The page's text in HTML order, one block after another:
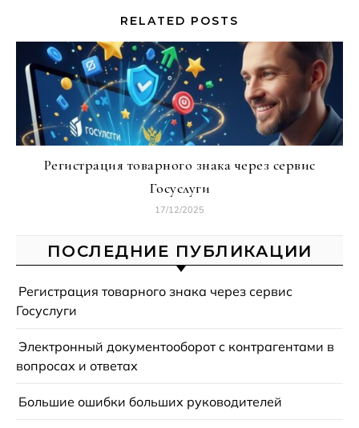
RELATED POSTS
Регистрация товарного знака через сервис
Госуслуги
17/12/2025
ПОСЛЕДНИЕ ПУБЛИКАЦИИ
Регистрация товарного знака через сервис
Госуслуги
Электронный документооборот с контрагентами в
вопросах и ответах
Большие ошибки больших руководителей